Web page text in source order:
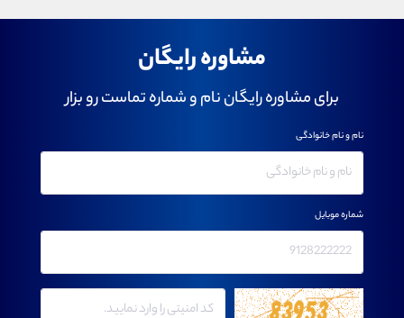
مشاوره رایگان
برای مشاوره رایگان نام و شماره تماست رو بزار
نام و نام خانوادگی
شماره موبایل